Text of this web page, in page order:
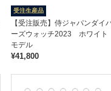
受注生産品
【受注販売】侍ジャパンダイ
ーズウォッチ2023 ホワイト
モデル
¥41,800